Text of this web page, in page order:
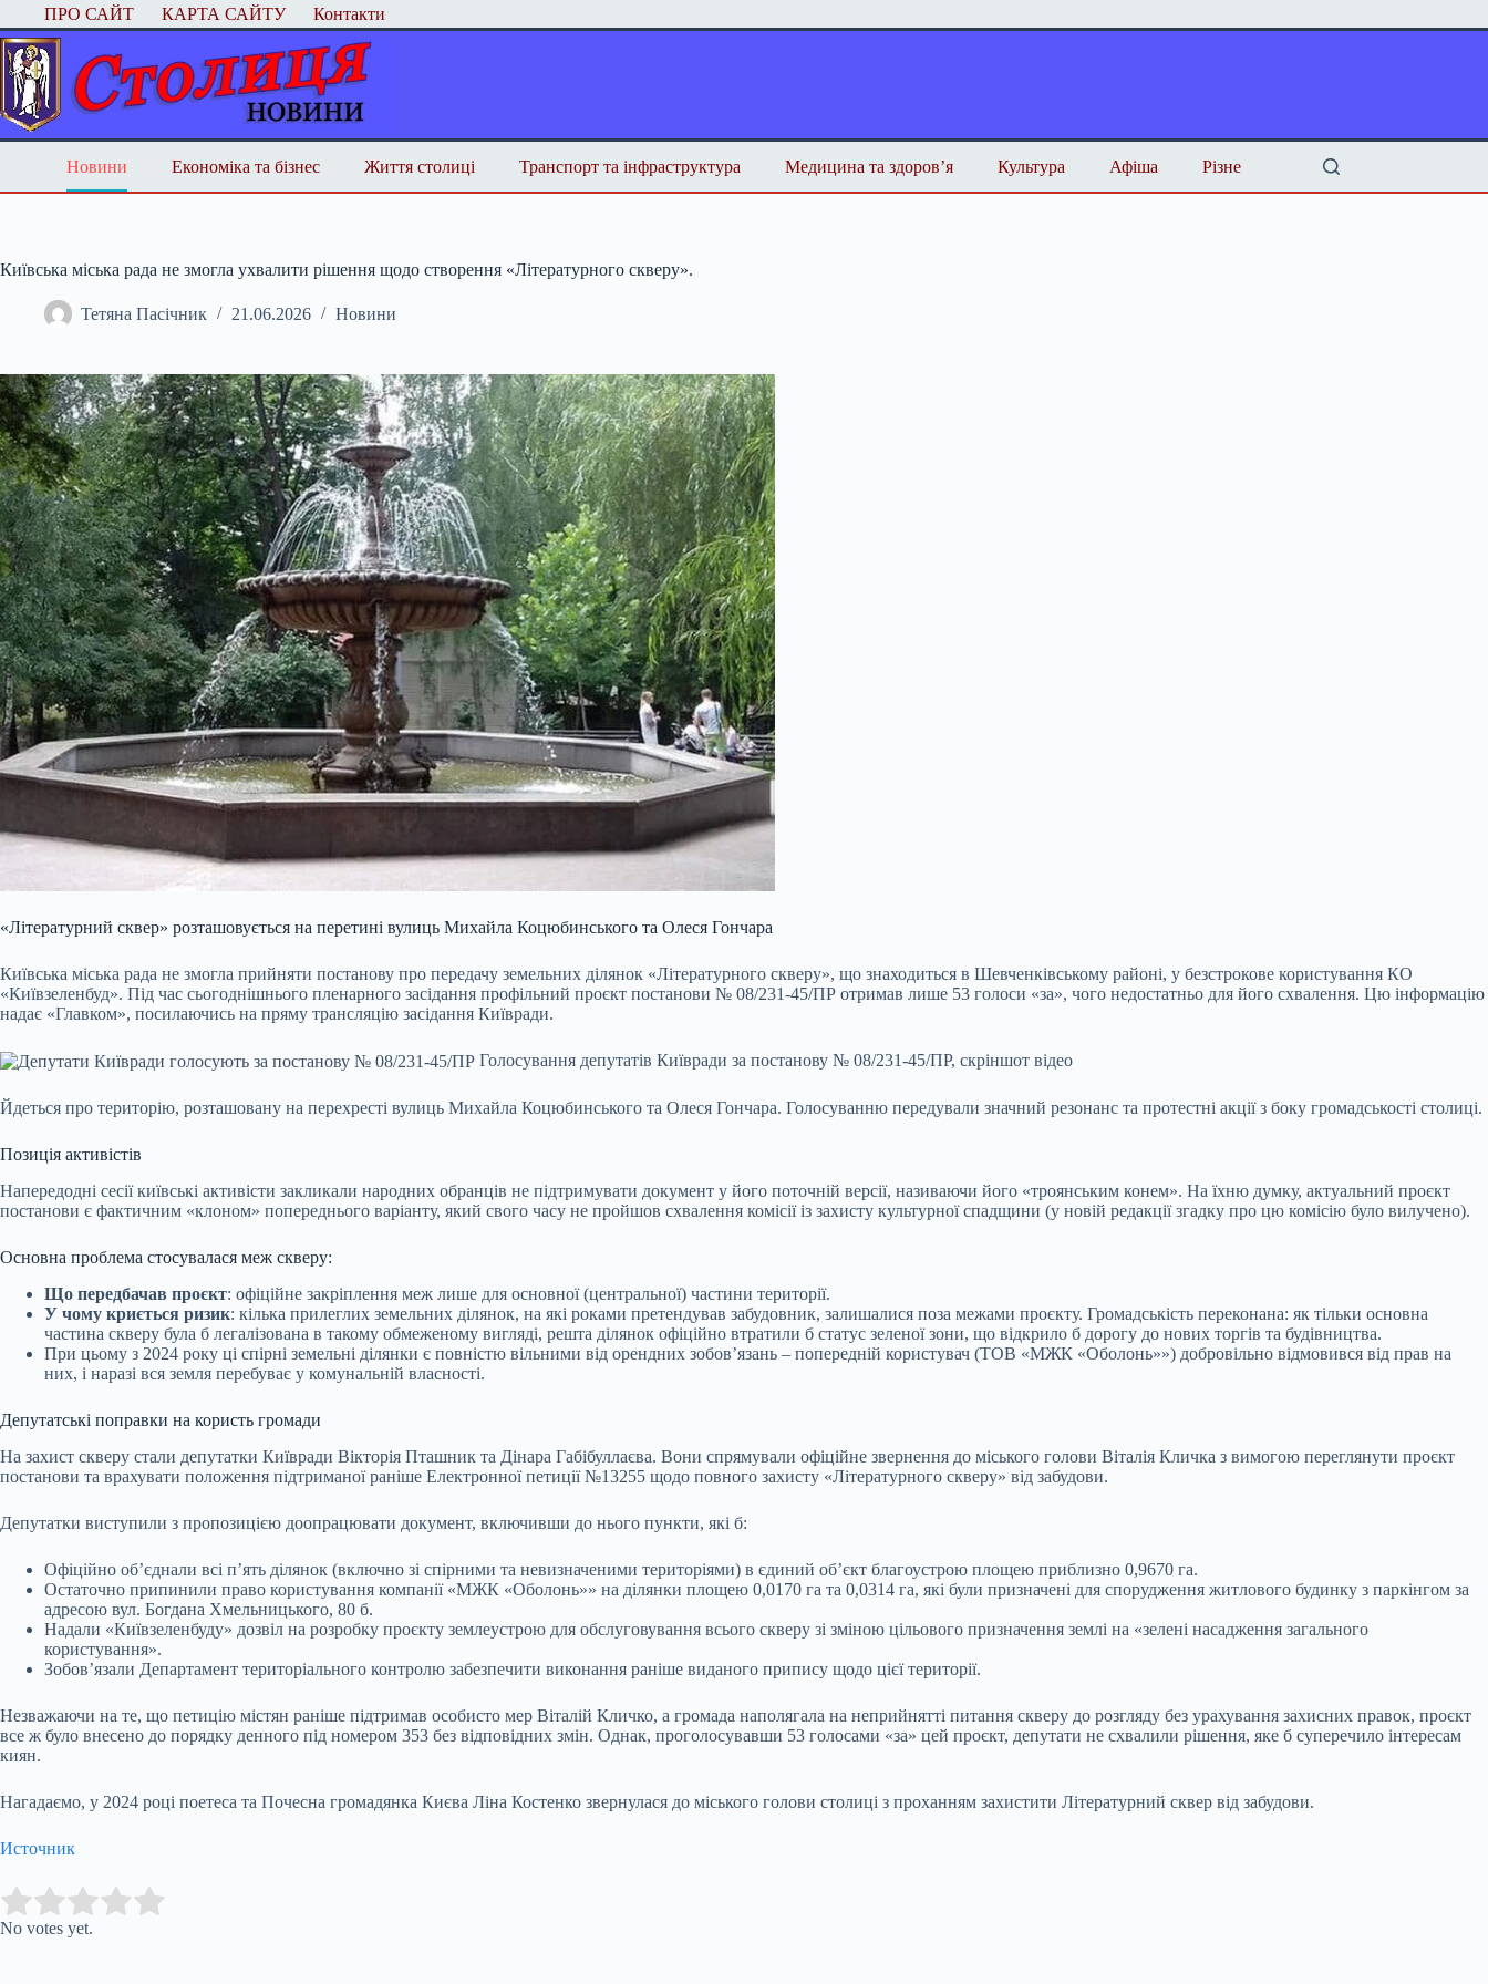
Перейти
до
вмісту
ПРО САЙТ КАРТА САЙТУ Контакти
Новини Економіка та бізнес Життя столиці Транспорт та інфраструктура Медицина та здоров’я Культура Афіша Різне
Київська міська рада не змогла ухвалити рішення щодо створення «Літературного скверу».
Тетяна Пасічник 21.06.2026 Новини
«Літературний сквер» розташовується на перетині вулиць Михайла Коцюбинського та Олеся Гончара
Київська міська рада не змогла прийняти постанову про передачу земельних ділянок «Літературного скверу», що знаходиться в Шевченківському районі, у безстрокове користування КО
«Київзеленбуд». Під час сьогоднішнього пленарного засідання профільний проєкт постанови № 08/231-45/ПР отримав лише 53 голоси «за», чого недостатньо для його схвалення. Цю інформацію
надає «Главком», посилаючись на пряму трансляцію засідання Київради.
Голосування депутатів Київради за постанову № 08/231-45/ПР, скріншот відео
Йдеться про територію, розташовану на перехресті вулиць Михайла Коцюбинського та Олеся Гончара. Голосуванню передували значний резонанс та протестні акції з боку громадськості столиці.
Позиція активістів
Напередодні сесії київські активісти закликали народних обранців не підтримувати документ у його поточній версії, називаючи його «троянським конем». На їхню думку, актуальний проєкт
постанови є фактичним «клоном» попереднього варіанту, який свого часу не пройшов схвалення комісії із захисту культурної спадщини (у новій редакції згадку про цю комісію було вилучено).
Основна проблема стосувалася меж скверу:
Що передбачав проєкт: офіційне закріплення меж лише для основної (центральної) частини території.
У чому криється ризик: кілька прилеглих земельних ділянок, на які роками претендував забудовник, залишалися поза межами проєкту. Громадськість переконана: як тільки основна
частина скверу була б легалізована в такому обмеженому вигляді, решта ділянок офіційно втратили б статус зеленої зони, що відкрило б дорогу до нових торгів та будівництва.
При цьому з 2024 року ці спірні земельні ділянки є повністю вільними від орендних зобов’язань – попередній користувач (ТОВ «МЖК «Оболонь»») добровільно відмовився від прав на
них, і наразі вся земля перебуває у комунальній власності.
Депутатські поправки на користь громади
На захист скверу стали депутатки Київради Вікторія Пташник та Дінара Габібуллаєва. Вони спрямували офіційне звернення до міського голови Віталія Кличка з вимогою переглянути проєкт
постанови та врахувати положення підтриманої раніше Електронної петиції №13255 щодо повного захисту «Літературного скверу» від забудови.
Депутатки виступили з пропозицією доопрацювати документ, включивши до нього пункти, які б:
Офіційно об’єднали всі п’ять ділянок (включно зі спірними та невизначеними територіями) в єдиний об’єкт благоустрою площею приблизно 0,9670 га.
Остаточно припинили право користування компанії «МЖК «Оболонь»» на ділянки площею 0,0170 га та 0,0314 га, які були призначені для спорудження житлового будинку з паркінгом за
адресою вул. Богдана Хмельницького, 80 б.
Надали «Київзеленбуду» дозвіл на розробку проєкту землеустрою для обслуговування всього скверу зі зміною цільового призначення землі на «зелені насадження загального
користування».
Зобов’язали Департамент територіального контролю забезпечити виконання раніше виданого припису щодо цієї території.
Незважаючи на те, що петицію містян раніше підтримав особисто мер Віталій Кличко, а громада наполягала на неприйнятті питання скверу до розгляду без урахування захисних правок, проєкт
все ж було внесено до порядку денного під номером 353 без відповідних змін. Однак, проголосувавши 53 голосами «за» цей проєкт, депутати не схвалили рішення, яке б суперечило інтересам
киян.
Нагадаємо, у 2024 році поетеса та Почесна громадянка Києва Ліна Костенко звернулася до міського голови столиці з проханням захистити Літературний сквер від забудови.
Источник
Rate this item:
No votes yet.